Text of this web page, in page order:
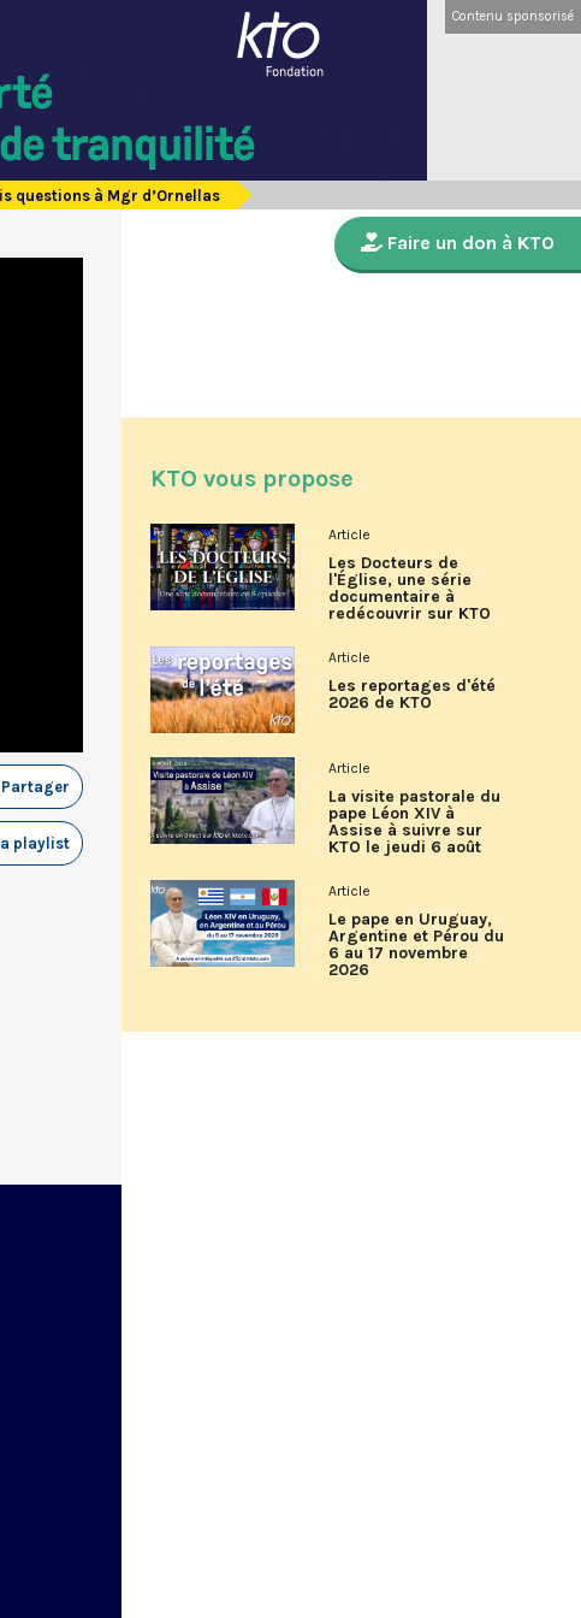
Contenu sponsorisé
questions à Mgr d’Ornellas
Partager
playlist
Faire un don à KTO
KTO vous propose
Article
Les Docteurs de
l'Église, une série
documentaire à
redécouvrir sur KTO
Article
Les reportages d'été
2026 de KTO
Article
La visite pastorale du
pape Léon XIV à
Assise à suivre sur
KTO le jeudi 6 août
Article
Le pape en Uruguay,
Argentine et Pérou du
6 au 17 novembre
2026